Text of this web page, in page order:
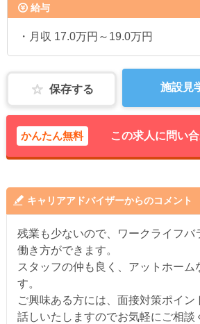
給与
・月収 17.0万円～19.0万円
保存する 施設見
かんたん無料 この求人に問い
キャリアアドバイザーからのコメント
残業も少ないので、ワークライフバ
働き方ができます。
スタッフの仲も良く、アットホーム
す。
ご興味ある方には、面接対策ポイン
話しいたしますのでお気軽にご相談